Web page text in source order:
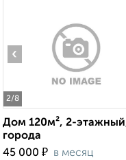
2/8
‹
Дом 120м², 2-
города
45 000 ₽ в месяц